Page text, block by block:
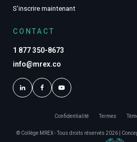
S’inscrire maintenant
CONTACT
1 877 350-8673
info@mrex.co
© Collège MREX - Tous droits réservés 2026 |
Confidentialité Termes